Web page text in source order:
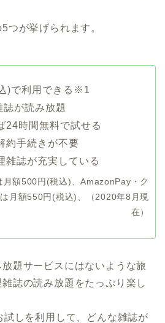
つが挙げられます。
)で利用できる※1
が読み放題
24時間無料で試せる
約手続きが不要
雑誌が充実している
額500円(税込)、AmazonPay・ク
月額550円(税込)、（2020年8月現
在）
題サービスにはないような旅
誌の読み放題をたっぷり楽し
試しを利用して、どんな雑誌が